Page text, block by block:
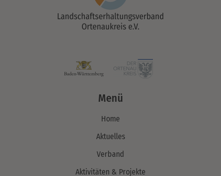
Menü
Home
Aktuelles
Verband
Aktivitäten & Projekte